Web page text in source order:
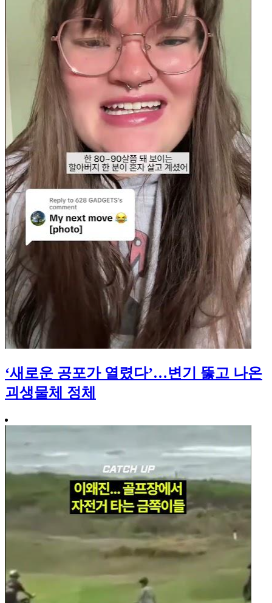
‘새로운 공포가 열렸다’…변기 뚫고 나온
괴생물체 정체